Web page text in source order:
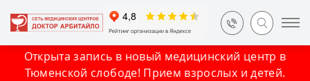
Открыта запись в новый медицинский центр в
Тюменской слободе! Прием взрослых и детей.